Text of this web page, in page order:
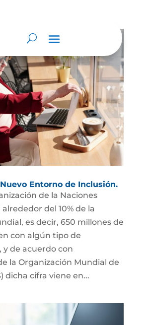
Entorno de Inclusión.
de la Naciones
alrededor del 10% de la
es decir, 650 millones de
con algún tipo de
y de acuerdo con
la Organización Mundial de
dicha cifra viene en...